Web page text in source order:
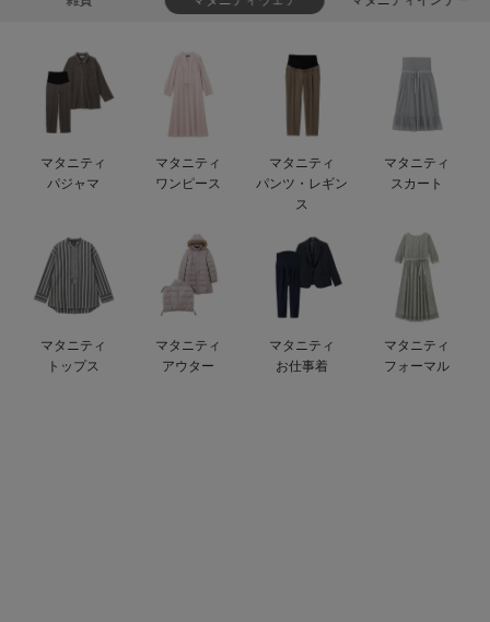
快適機能ウェア特集 トップス
快適機能ウェア特集 ボトムス
快適機能ウェア特集 パジャマ
安心の日本製。先輩ママが買ってよかった！本当に必要な出産準備品
ハレの日に着るANGELIEBEのセレモニー
買って正解！高評価レビューアイテム
何枚あっても嬉しい
長く使えるアイテム
お部屋映えアイテム
マタニティ
パジャマ
マタニティ
ワンピース
マタニティ
パンツ・レギン
ス
マタニティ
スカート
マタニティ
トップス
マタニティ
アウター
マタニティ
お仕事着
マタニティ
フォーマル